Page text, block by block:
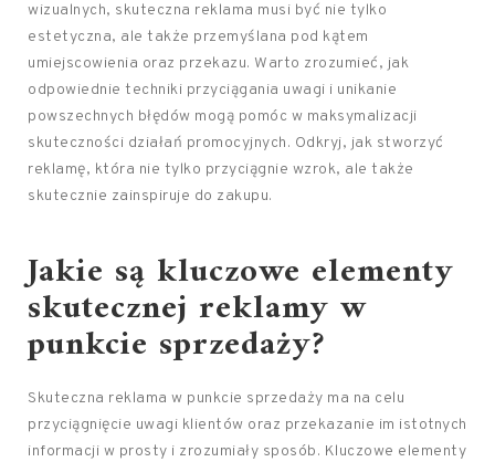
wizualnych, skuteczna reklama musi być nie tylko
estetyczna, ale także przemyślana pod kątem
umiejscowienia oraz przekazu. Warto zrozumieć, jak
odpowiednie techniki przyciągania uwagi i unikanie
powszechnych błędów mogą pomóc w maksymalizacji
skuteczności działań promocyjnych. Odkryj, jak stworzyć
reklamę, która nie tylko przyciągnie wzrok, ale także
skutecznie zainspiruje do zakupu.
Jakie są kluczowe elementy
skutecznej reklamy w
punkcie sprzedaży?
Skuteczna reklama w punkcie sprzedaży ma na celu
przyciągnięcie uwagi klientów oraz przekazanie im istotnych
informacji w prosty i zrozumiały sposób. Kluczowe elementy